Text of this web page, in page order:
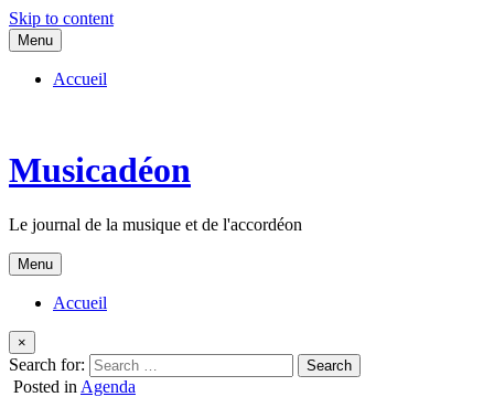
Skip to content
Menu
Accueil
Musicadéon
Le journal de la musique et de l'accordéon
Menu
Accueil
×
Search for:
Posted in Agenda